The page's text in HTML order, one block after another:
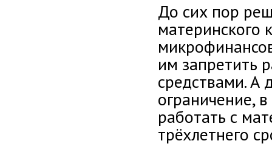
До сих пор
материнского
им запретить
средствами. А
ограничение,
работать с
трёхлетнего